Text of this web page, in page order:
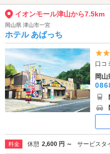
イオンモール津山から7.5km
岡山県 津山市一宮
ホテル あぱっち
口コ
岡
料金 休憩 2,600 円 ～ サービスタ